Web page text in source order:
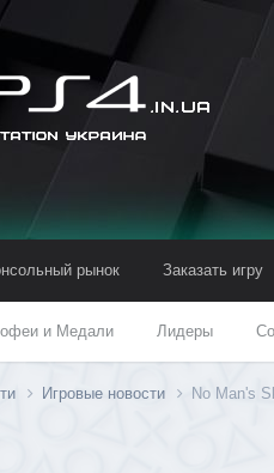
и Медали Лидеры
рынок Заказать игру
Игровые новости No Man's